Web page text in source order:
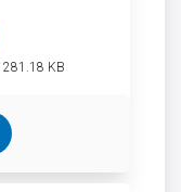
281.18 KB